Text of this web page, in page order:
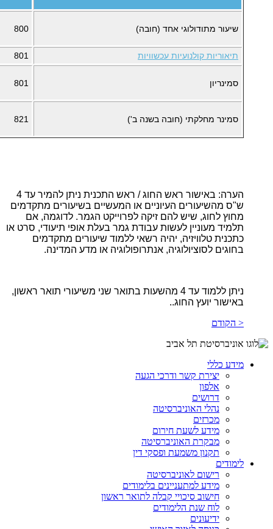
שיעור מתודולוגי אחד (חובה) 800
תיאוריות קולנועיות עכשוויות 801
סמינריון 801
סמינר מחלקתי (חובה בשנה ב') 821
הערה: באישור ראש החוג / ראש התכנית ניתן להמיר עד 4
ש"ס מהשיעורים העיוניים או המעשיים בשיעורים מתקדמים
מחוץ לחוג, שיש להם זיקה לפרוייקט הגמר. לדוגמה, אם
תלמיד מעוניין לעשות עבודת גמר בעלת אופי תיעודי, סרט או
כתכנית טלוויזיה, יהיה רשאי ללמוד שיעורים מתקדמים
בחוגים לסוציולוגיה, אנתרופולוגיה או מדע המדינה.
ניתן ללמוד עד 4 מהשעות בתואר שני משיעורי תואר ראשון,
באישור יועץ החוג..
< הקודם
מידע כללי
יצירת קשר ודרכי הגעה
אלפון
דרושים
נהלי האוניברסיטה
מכרזים
מידע לשעת חירום
מבקרת האוניברסיטה
תקנון משמעת ופסקי דין
לימודים
רישום לאוניברסיטה
מידע למתעניינים בלימודים
חישוב סיכויי קבלה לתואר ראשון
לוח שנת הלימודים
ידיעונים